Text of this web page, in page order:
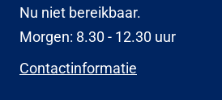
Nu niet bereikbaar.
Morgen: 8.30 - 12.30 uur
Contactinformatie